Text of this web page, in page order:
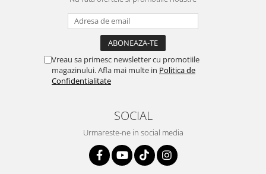
Vreau sa primesc newsletter cu promotiile
magazinului. Afla mai multe in Politica de
Confidentialitate
SOCIAL
Urmareste-ne in social media